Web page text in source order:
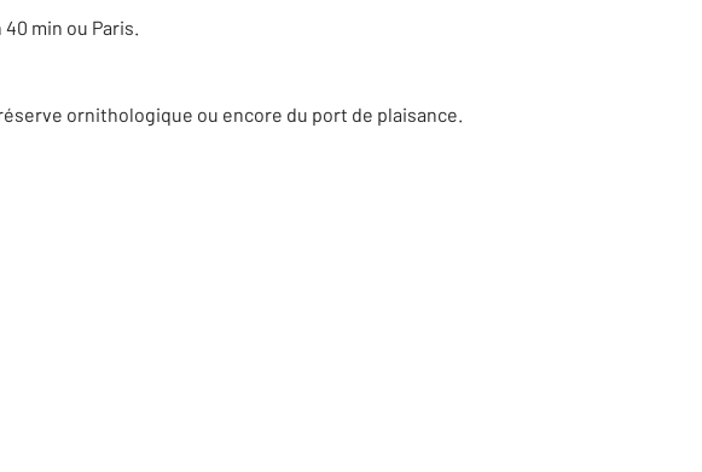
min ou Paris.
ornithologique ou encore du port de plaisance.